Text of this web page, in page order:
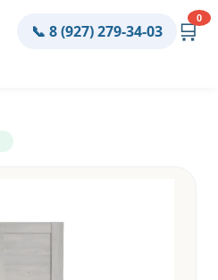
📞 8 (927) 279-34-03 🛒
0